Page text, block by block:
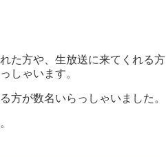
た方や、生放送に来てくれる方
しゃいます。
方が数名いらっしゃいました。